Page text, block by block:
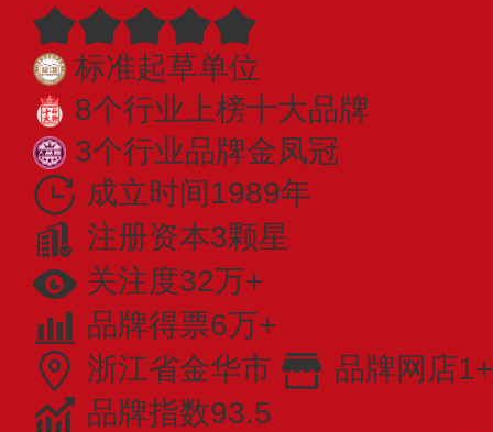
标准起草单位
8个行业上榜十大品牌
3个行业品牌金凤冠
成立时间1989年
注册资本3颗星
关注度32万+
品牌得票6万+
浙江省金华市
品牌网店1+
品牌指数93.5